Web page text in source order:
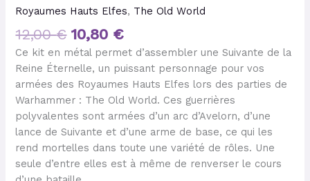
Royaumes Hauts Elfes, The Old World
12,00€ 10,80 €
Ce kit en métal permet d’assembler une Suivante de la
Reine Éternelle, un puissant personnage pour vos
armées des Royaumes Hauts Elfes lors des parties de
Warhammer : The Old World. Ces guerrières
polyvalentes sont armées d’un arc d’Avelorn, d’une
lance de Suivante et d’une arme de base, ce qui les
rend mortelles dans toute une variété de rôles. Une
seule d’entre elles est à même de renverser le cours